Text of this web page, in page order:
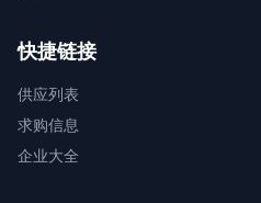
快捷链接
供应列表
求购信息
企业大全